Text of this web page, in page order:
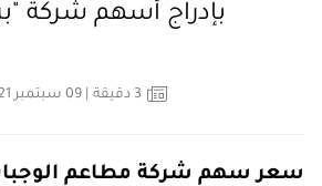
بإدراج أسهم شركة
3 دقيقة
سعر سهم شركة مطاعم